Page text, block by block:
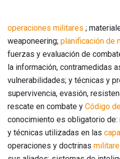
operaciones militares ;
weaponeering; planificación de
fuerzas y evaluación de
la información, contramedidas
vulnerabilidades; y técnicas y
supervivencia, evasión,
rescate en combate y Código
conocimiento es obligatorio
y técnicas utilizadas en las
operaciones y doctrinas